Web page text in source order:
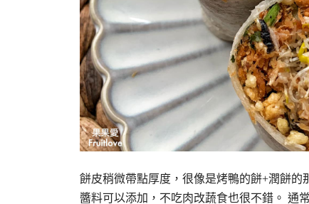
餅皮稍微帶點厚度，很像是烤鴨的餅+潤餅
醬料可以添加，不吃肉改蔬食也很不錯。 通